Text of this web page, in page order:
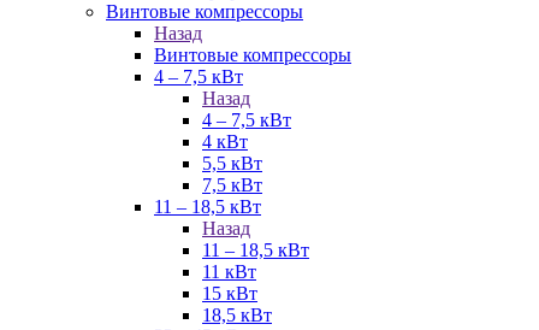
Винтовые компрессоры
Назад
Винтовые компрессоры
4 – 7,5 кВт
Назад
4 – 7,5 кВт
4 кВт
5,5 кВт
7,5 кВт
11 – 18,5 кВт
Назад
11 – 18,5 кВт
11 кВт
15 кВт
18,5 кВт